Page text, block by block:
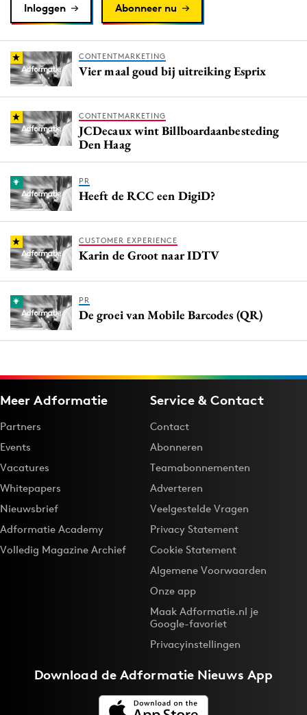
Inloggen Abonneer nu
CONTENTMARKETING
Vier maal goud bij uitreiking Esprix
CONTENTMARKETING
JCDecaux wint Billboardaanbesteding
Den Haag
PR
Heeft de RCC een DigiD?
CUSTOMER EXPERIENCE
Karin de Groot naar IDTV
PR
De groei van Mobile Barcodes (QR)
Meer Adformatie
Partners
Events
Vacatures
Whitepapers
Nieuwsbrief
Adformatie Academy
Volledig Magazine Archief
Service & Contact
Contact
Abonneren
Teamabonnementen
Adverteren
Veelgestelde Vragen
Privacy Statement
Cookie Statement
Algemene Voorwaarden
Onze app
Maak Adformatie.nl je
Google-favoriet
Privacyinstellingen
Download deAdformatie Nieuws App